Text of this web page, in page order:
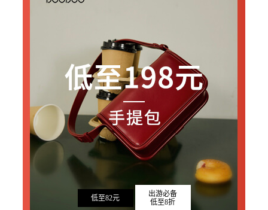
低至82元
出游必备
低至8折